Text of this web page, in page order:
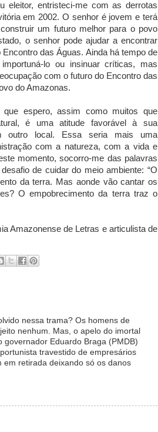
eleitor, entristeci-me com as derrotas
em 2002. O senhor é jovem e terá
um futuro melhor para o povo
o senhor pode ajudar a encontrar
das Águas. Ainda há tempo de
lo ou insinuar críticas, mas
com o futuro do Encontro das
do Amazonas.
espero, assim como muitos que
é uma atitude favorável à sua
outro local. Essa seria mais uma
com a natureza, com a vida e
momento, socorro-me das palavras
de cuidar do meio ambiente: “O
da terra. Mas aonde vão cantar os
O empobrecimento da terra traz o
Amazonense de Letras e articulista de
nessa trama? Os homens de
nenhum. Mas, o apelo do imortal
Eduardo Braga (PMDB)
travestido de empresários
retirada deixando só os danos